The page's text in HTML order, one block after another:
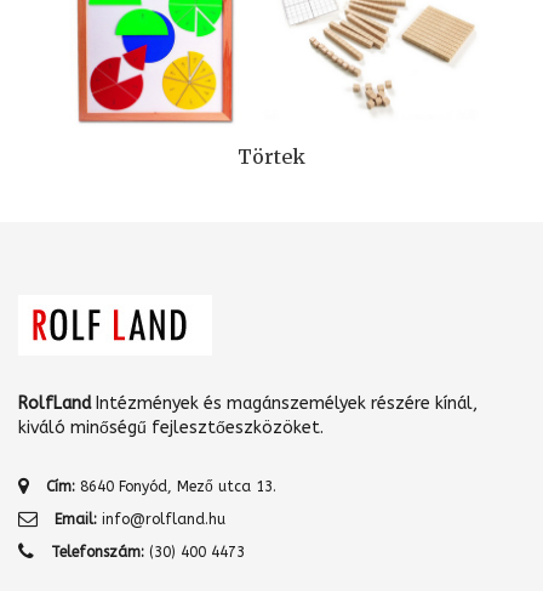
Törtek
RolfLandIntézmények és magánszemélyek részére kínál,
kiváló minőségű fejlesztőeszközöket.
Cím: 8640 Fonyód, Mező utca 13.
Email: info@rolfland.hu
Telefonszám: (30) 400 4473